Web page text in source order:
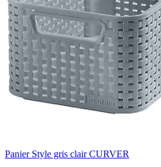
Panier Style gris clair CURVER